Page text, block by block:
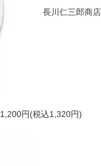
長川仁三郎商店
1,200円(税込1,320円)